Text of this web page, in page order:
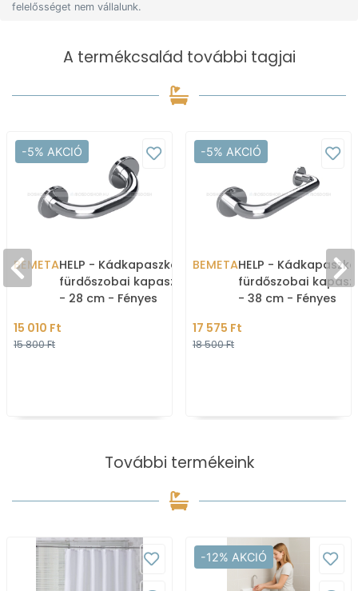
felelősséget nem vállalunk.
A termékcsalád további tagjai
-5% AKCIÓ
BEMETAHELP - Kádkapaszkodó,
fürdőszobai kapaszkodó
- 28 cm - Fényes
15 010 Ft
15 800 Ft
-5% AKCIÓ
BEMETAHELP -
fürdőszobai
- 38 cm - Fényes
17 575 Ft
18 500 Ft
További termékeink
-12% AKCIÓ